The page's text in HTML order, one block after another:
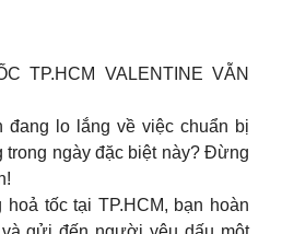
TP.HCM VALENTINE VẪN
đang lo lắng về việc chuẩn bị
ngày đặc biệt này? Đừng
tốc tại TP.HCM, bạn hoàn